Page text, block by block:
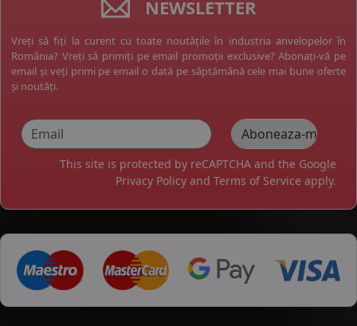
NEWSLETTER
Vreți să fiți la curent cu toate noutățile în industria anvelopelor în
România? Vreți să primiți pe email promoții exclusive? Abonați-vă pe
email și veți primi pe email o dată pe săptămână cele mai bune oferte
și noutăți.
This site is protected by reCAPTCHA and the Google
Privacy Policy and Terms of Service apply.